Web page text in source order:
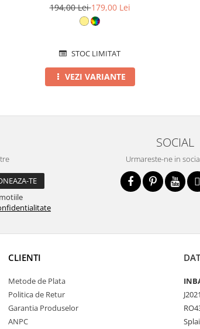
194,00 Lei179,00 Lei
STOC LIMITAT
VEZI VARIANTE
SOCIAL
Urmareste-ne in
CLIENTI
Metode de Plata
Politica de Retur
Garantia Produselor
ANPC